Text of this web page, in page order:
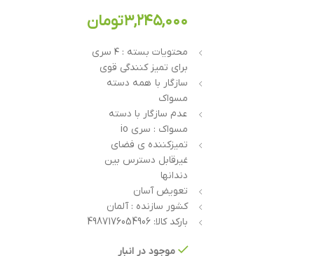
۳,۲۴۵,۰۰۰تومان
محتویات بسته : ۴ سری
برای تمیز کنندگی قوی
سازگار با همه دسته
مسواک
عدم سازگار با دسته
مسواک : سری io
تمیزکننده ی فضای
غیرقابل دسترس بین
دندانها
تعویض آسان
کشور سازنده : آلمان
بارکد کالا: 4987176054906
موجود در انبار